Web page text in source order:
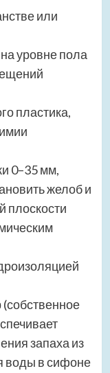
или
уровне пола
пластика,
0–35 мм,
желоб и
плоскости
запаха из
воды в сифоне